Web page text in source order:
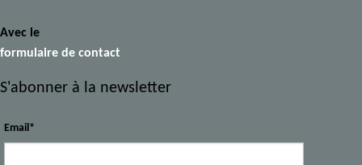
Avec le
formulaire de contact
S'abonner à la newsletter
Email*